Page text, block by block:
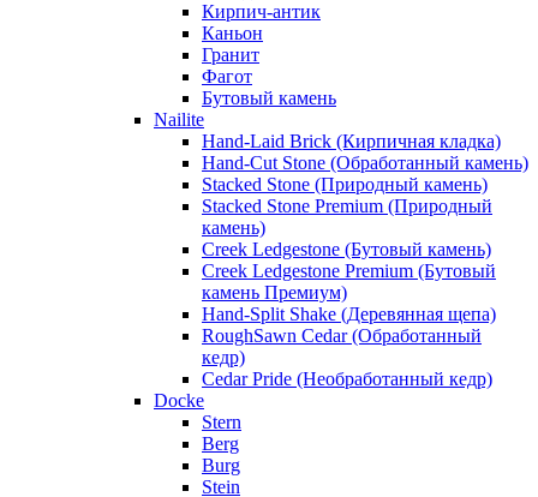
Кирпич-антик
Каньон
Гранит
Фагот
Бутовый камень
Nailite
Hand-Laid Brick (Кирпичная кладка)
Hand-Cut Stone (Обработанный камень)
Stacked Stone (Природный камень)
Stacked Stone Premium (Природный
камень)
Creek Ledgestone (Бутовый камень)
Creek Ledgestone Premium (Бутовый
камень Премиум)
Hand-Split Shake (Деревянная щепа)
RoughSawn Cedar (Обработанный
кедр)
Cedar Pride (Необработанный кедр)
Docke
Stern
Berg
Burg
Stein